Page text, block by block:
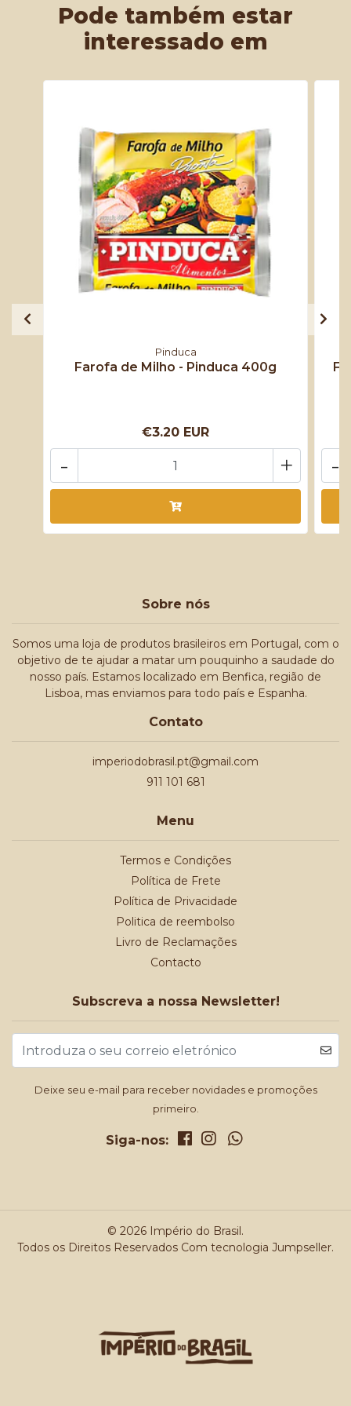
Pode também estar
interessado em
Pinduca
Farofa de Milho - Pinduca 400g
€3.20 EUR
+
- -
Sobre nós
Somos uma loja de produtos brasileiros em Portugal, com o
objetivo de te ajudar a matar um pouquinho a saudade do
nosso país. Estamos localizado em Benfica, região de
Lisboa, mas enviamos para todo país e Espanha.
Contato
imperiodobrasil.pt@gmail.com
911 101 681
Menu
Termos e Condições
Política de Frete
Política de Privacidade
Politica de reembolso
Livro de Reclamações
Contacto
Subscreva a nossa Newsletter!
Deixe seu e-mail para receber novidades e promoções
primeiro.
Siga-nos:
© 2026 Império do Brasil.
Todos os Direitos Reservados Com tecnologia Jumpseller.